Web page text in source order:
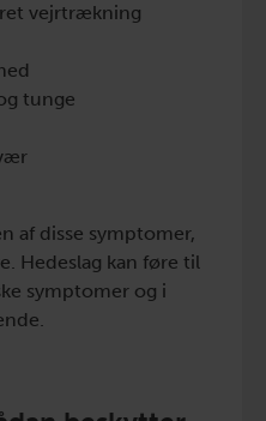
vejrtrækning
tunge
af disse symptomer,
Hedeslag kan føre til
symptomer og i